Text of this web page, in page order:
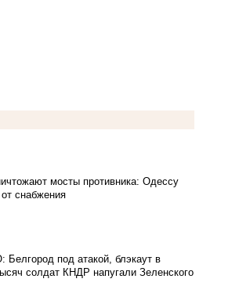
мосты противника: Одессу
снабжения
Белгород под атакой, блэкаут в
солдат КНДР напугали Зеленского